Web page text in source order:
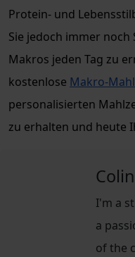
Protein- und
Sie jedoch immer
Makros jeden Tag zu
kostenlose Makro-
personalisierten
zu erhalten und heute
I'm a
a
of the